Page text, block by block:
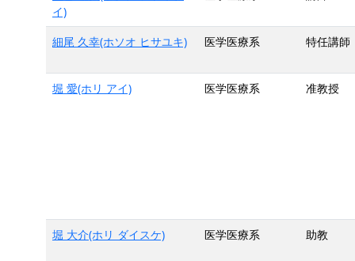
イ)
細尾 久幸(ホソオ ヒサユキ) 医学医療系 特任講師
堀 愛(ホリ アイ) 医学医療系 准教授
堀 大介(ホリ ダイスケ) 医学医療系 助教